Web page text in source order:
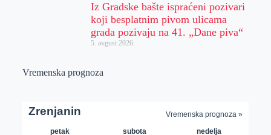
Iz Gradske bašte ispraćeni pozivari
koji besplatnim pivom ulicama
grada pozivaju na 41. „Dane piva“
5. avgust 2026.
Vremenska prognoza